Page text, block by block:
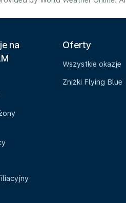
na
Oferty
Wszystkie okazje
Zniżki Flying Blue